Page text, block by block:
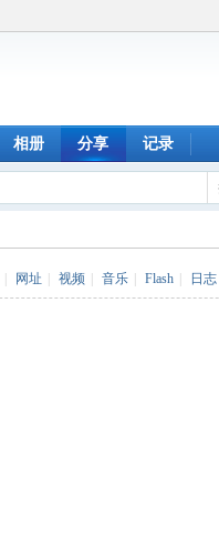
相册 分享 记录
网址 视频 音乐 Flash 日志